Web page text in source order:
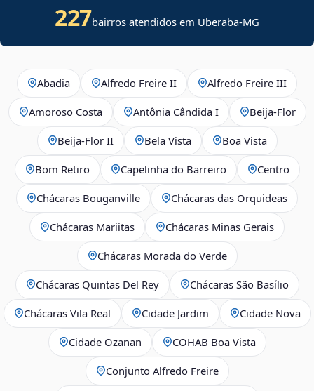
227bairros atendidos em Uberaba-MG
Abadia Alfredo Freire II Alfredo Freire III
Amoroso Costa Antônia Cândida I Beija‑Flor
Beija‑Flor II Bela Vista Boa Vista
Bom Retiro Capelinha do Barreiro Centro
Chácaras Bouganville Chácaras das Orquideas
Chácaras Mariitas Chácaras Minas Gerais
Chácaras Morada do Verde
Chácaras Quintas Del Rey Chácaras São Basílio
Chácaras Vila Real Cidade Jardim Cidade Nova
Cidade Ozanan COHAB Boa Vista
Conjunto Alfredo Freire